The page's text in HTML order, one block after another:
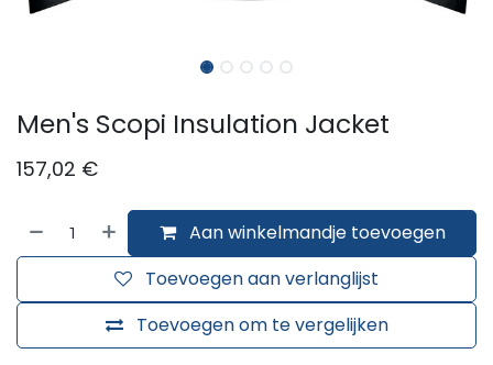
Men's Scopi Insulation Jacket
157,02 €
Aan winkelmandje toevoegen
Toevoegen om te vergelijken
Toevoegen aan verlanglijst